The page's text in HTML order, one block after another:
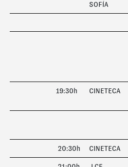
SOFÍA
19:30h CINETECA
20:30h CINETECA